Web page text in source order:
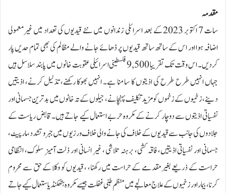
مقدمہ
سات 7 اکتوبر 2023 کے بعد اسرائلی زندانوں میں نئے قیدیوں کی تعداد میں غیرمعمولی
اضافہ ہوا اور اس کے ساتھ ساتھ قیدیوں پر ڈھائے جانے والے مظالم کی بھی تمام حدیں پار
کردیں۔ اس وقت تک تقریبا 9,500 فلسطینی اسرائیلی عقوبت خانوں میں پابند سلاسل ہیں
جہاں انہیں طرح طرح کی اذیتوں کا سامنا ہے۔ انہیں بھوکا رکھنے، تذلیل کرنے، اذیتیں
دینے،زخمیوں کے زخموں کو مزید تکلیف پہنچانے، جیلوں کے تہ خانوں میں بدترین جسمانی اور
نفسیاتی اذیتوں سے دوچار کرنے کے مکروہ حربے استعمال کیے جاتے ہیں۔قابض ریاست کے
جلادوں کی جانب سے قیدیوں کے خلاف کی جانے والی خلاف ورزیوں میں جبرو تشدد، مار پیٹ،
جسمانی اور نفسیاتی اذیتیں، فاقہ کشی، برہنہ تلاشی ، غیر انسانی اور ذلت آمیز سلوک، انتظامی
حراست کے ذریعے بغیر مقدمے کے حراست میں رکھنا، ، قیدیوں کو وکلا کے حق سے محروم
کرنا، بیمار اور زخمیوں کے علاج معالجے میں منظم طبی غفلت جیسے مکروہ ہتھکنڈیاستعمال کیے جاتے